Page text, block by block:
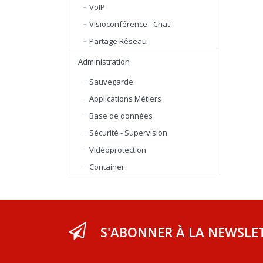
VoIP
Visioconférence - Chat
Partage Réseau
Administration
Sauvegarde
Applications Métiers
Base de données
Sécurité - Supervision
Vidéoprotection
Container
S'ABONNER À LA